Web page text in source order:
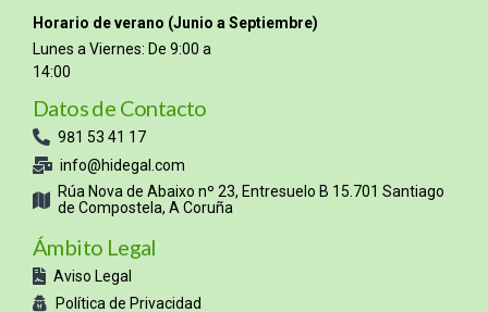
Horario de verano (Junio a Septiembre)
Lunes a Viernes: De 9:00 a
14:00
Datos de Contacto
981 53 41 17
info@hidegal.com
Rúa Nova de Abaixo nº 23, Entresuelo B 15.701 Santiago
de Compostela, A Coruña
Ámbito Legal
Aviso Legal
Política de Privacidad